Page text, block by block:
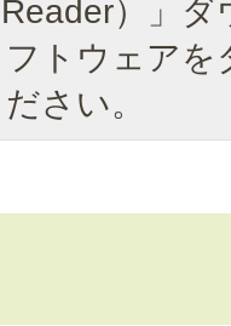
）」
トウェア
さい。